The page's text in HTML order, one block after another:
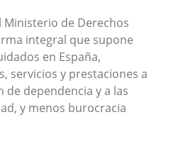
de Derechos
integral que supone
en España,
servicios y prestaciones a
de dependencia y a las
y menos burocracia